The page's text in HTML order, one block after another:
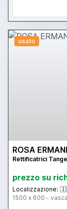
usato
ROSA
Rettificatrici
prezzo su
Localizzazione:
1500 x 600 -